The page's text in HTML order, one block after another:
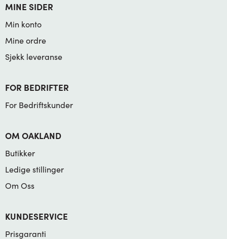
MINE SIDER
Min konto
Mine ordre
Sjekk leveranse
FOR BEDRIFTER
For Bedriftskunder
OM OAKLAND
Butikker
Ledige stillinger
Om Oss
KUNDESERVICE
Prisgaranti